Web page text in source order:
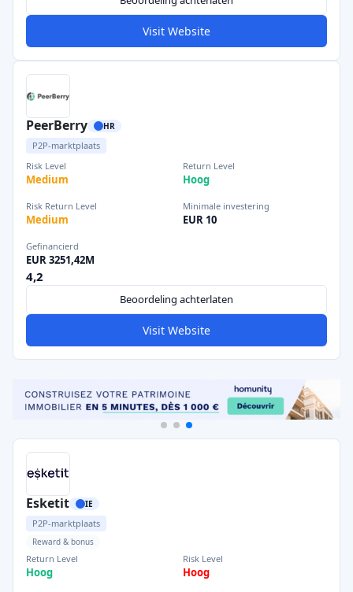
Visit Website
PeerBerry HR
P2P-marktplaats
Risk Level
Medium
Return Level
Hoog
Risk Return Level
Medium
Minimale investering
EUR 10
Gefinancierd
EUR 3251,42M
4,2
Beoordeling achterlaten
Visit Website
Esketit IE
P2P-marktplaats
Reward & bonus
Return Level
Hoog
Risk Level
Hoog